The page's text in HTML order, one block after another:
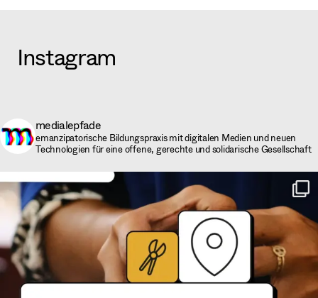
Instagram
medialepfade
emanzipatorische Bildungspraxis mit digitalen Medien und neuen
Technologien für eine offene, gerechte und solidarische Gesellschaft